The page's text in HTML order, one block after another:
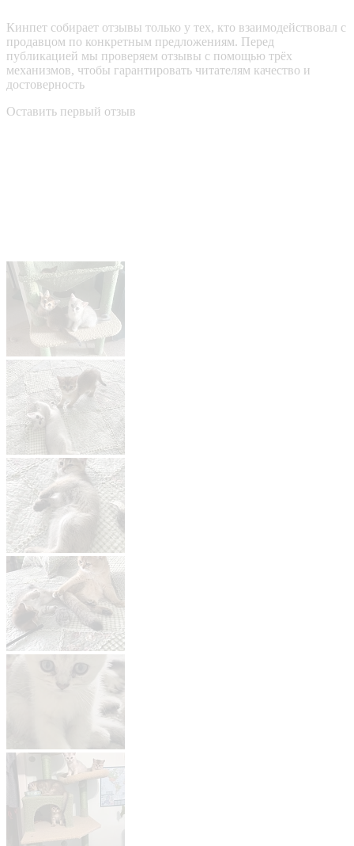
Кинпет собирает отзывы только у тех, кто взаимодействовал с
продавцом по конкретным предложениям. Перед
публикацией мы проверяем отзывы с помощью трёх
механизмов, чтобы гарантировать читателям качество и
достоверность
Оставить первый отзыв